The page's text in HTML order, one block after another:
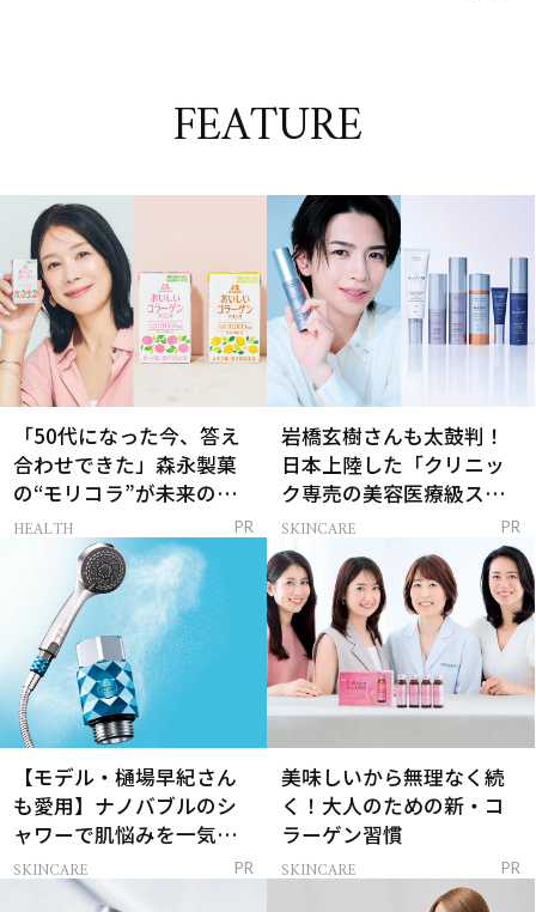
FEATURE
「50代になった今、答え
合わせできた」森永製菓
の“モリコラ”が未来のキ
レイを連れてくる！
HEALTH PR
岩橋玄樹さんも太鼓判！
日本上陸した「クリニッ
ク専売の美容医療級スキ
ンケア」
SKINCARE PR
【モデル・樋場早紀さん
も愛用】ナノバブルのシ
ャワーで肌悩みを一気に
解決
SKINCARE PR
美味しいから無理なく続
く！大人のための新・コ
ラーゲン習慣
SKINCARE PR